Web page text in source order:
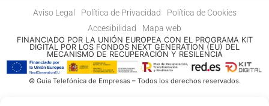
Aviso Legal Política de Privacidad
Política de Cookies
Accesibilidad
Mapa web
FINANCIADO POR LA UNIÓN EUROPEA CON EL PROGRAMA KIT
DIGITAL POR LOS FONDOS NEXT GENERATION (EU) DEL
MECANISMO DE RECUPERACIÓN Y RESILENCIA
© Guia Telefónica de Empresas – Todos los derechos reservados.